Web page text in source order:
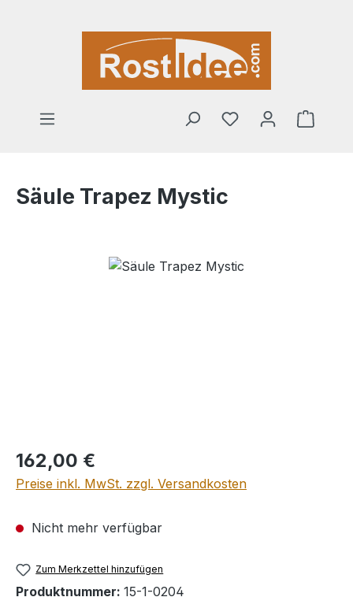
Säule Trapez Mystic
Bildergalerie überspringen
Regulärer Preis:
162,00 €
Preise inkl. MwSt. zzgl. Versandkosten
Nicht mehr verfügbar
Zum Merkzettel hinzufügen
Produktnummer: 15-1-0204